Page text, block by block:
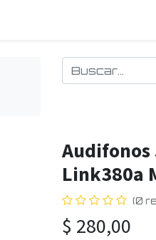
Audifonos
Link380a
(0
$ 280,00